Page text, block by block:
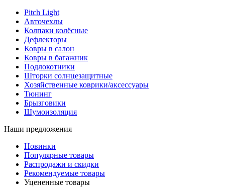
Pitch Light
Авточехлы
Колпаки колёсные
Дефлекторы
Ковры в салон
Ковры в багажник
Подлокотники
Шторки солнцезащитные
Хозяйственные коврики/аксессуары
Тюнинг
Брызговики
Шумоизоляция
Наши предложения
Новинки
Популярные товары
Распродажи и скидки
Рекомендуемые товары
Уцененные товары